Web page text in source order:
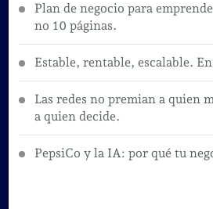
Plan de negocio para
no 10 páginas.
Estable, rentable, escalable.
Las redes no premian a quien
a quien decide.
PepsiCo y la IA: por qué tu